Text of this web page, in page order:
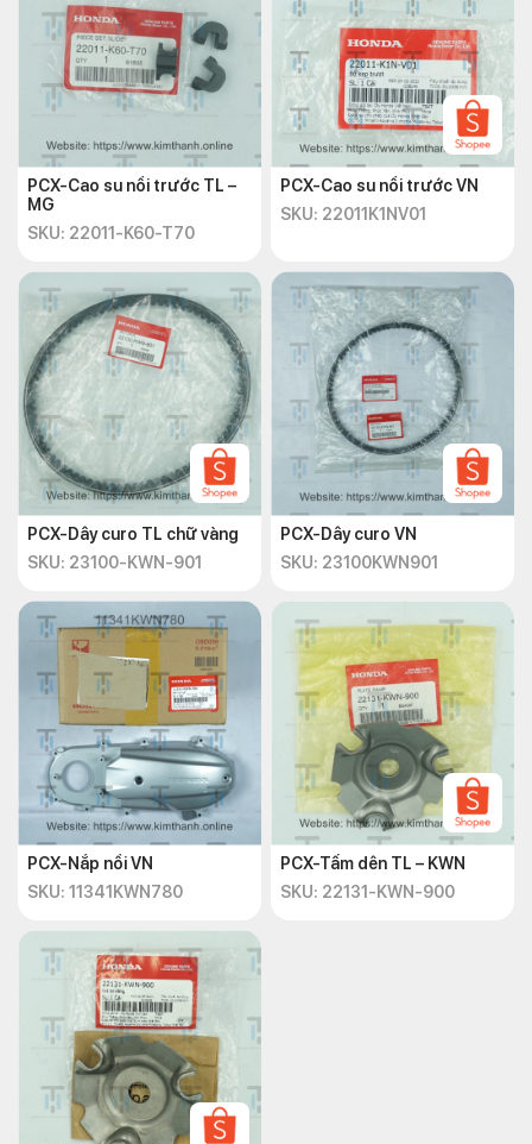
PCX-Cao su nồi trước TL –
MG
SKU: 22011-K60-T70
PCX-Cao su nồi trước VN
SKU: 22011K1NV01
PCX-Dây curo TL chữ vàng
SKU: 23100-KWN-901
PCX-Dây curo VN
SKU: 23100KWN901
PCX-Nắp nồi VN
SKU: 11341KWN780
PCX-Tấm dên TL – KWN
SKU: 22131-KWN-900